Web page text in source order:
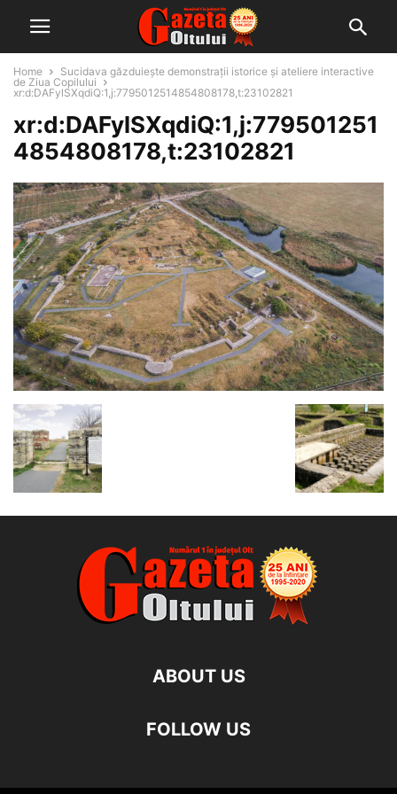
Home
Sucidava găzduiește demonstrații istorice și ateliere interactive
de Ziua Copilului
xr:d:DAFylSXqdiQ:1,j:7795012514854808178,t:23102821
xr:d:DAFylSXqdiQ:1,j:779501251
4854808178,t:23102821
ABOUT US
FOLLOW US